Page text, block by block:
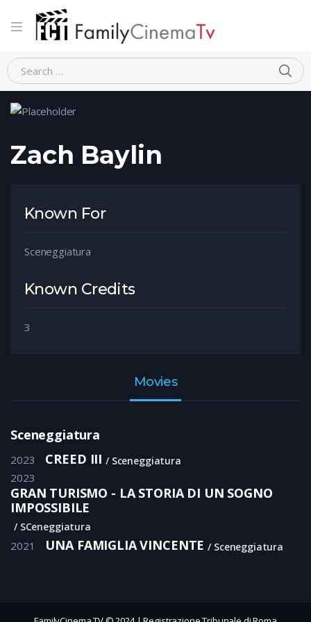
Home Person Zach Baylin
Zach Baylin
Known For
Sceneggiatura
Known Credits
3
Movies
Sceneggiatura
2023 CREED III Sceneggiatura
2023
GRAN TURISMO - LA STORIA DI UN SOGNO
IMPOSSIBILE
SCeneggiatura
2021 UNA FAMIGLIA VINCENTE Sceneggiatura